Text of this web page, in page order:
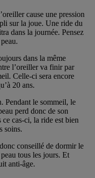
cause une pression
sur la joue. Une ride du
dans la journée. Pensez
dans la même
l’oreiller va finir par
Celle-ci sera encore
20 ans.
Pendant le sommeil, le
perd donc de son
ce cas-ci, la ride est bien
soins.
conseillé de dormir le
tous les jours. Et
anti-âge.